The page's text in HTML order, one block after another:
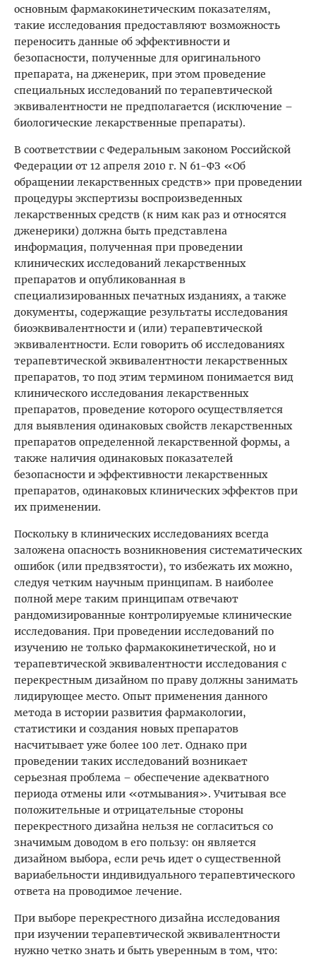
основным фармакокинетическим показателям,
такие исследования предоставляют возможность
переносить данные об эффективности и
безопасности, полученные для оригинального
препарата, на дженерик, при этом проведение
специальных исследований по терапевтической
эквивалентности не предполагается (исключение –
биологические лекарственные препараты).
В соответствии с Федеральным законом Российской
Федерации от 12 апреля 2010 г. N 61-ФЗ «Об
обращении лекарственных средств» при проведении
процедуры экспертизы воспроизведенных
лекарственных средств (к ним как раз и относятся
дженерики) должна быть представлена
информация, полученная при проведении
клинических исследований лекарственных
препаратов и опубликованная в
специализированных печатных изданиях, а также
документы, содержащие результаты исследования
биоэквивалентности и (или) терапевтической
эквивалентности. Если говорить об исследованиях
терапевтической эквивалентности лекарственных
препаратов, то под этим термином понимается вид
клинического исследования лекарственных
препаратов, проведение которого осуществляется
для выявления одинаковых свойств лекарственных
препаратов определенной лекарственной формы, а
также наличия одинаковых показателей
безопасности и эффективности лекарственных
препаратов, одинаковых клинических эффектов при
их применении.
Поскольку в клинических исследованиях всегда
заложена опасность возникновения систематических
ошибок (или предвзятости), то избежать их можно,
следуя четким научным принципам. В наиболее
полной мере таким принципам отвечают
рандомизированные контролируемые клинические
исследования. При проведении исследований по
изучению не только фармакокинетической, но и
терапевтической эквивалентности исследования с
перекрестным дизайном по праву должны занимать
лидирующее место. Опыт применения данного
метода в истории развития фармакологии,
статистики и создания новых препаратов
насчитывает уже более 100 лет. Однако при
проведении таких исследований возникает
серьезная проблема – обеспечение адекватного
периода отмены или «отмывания». Учитывая все
положительные и отрицательные стороны
перекрестного дизайна нельзя не согласиться со
значимым доводом в его пользу: он является
дизайном выбора, если речь идет о существенной
вариабельности индивидуального терапевтического
ответа на проводимое лечение.
При выборе перекрестного дизайна исследования
при изучении терапевтической эквивалентности
нужно четко знать и быть уверенным в том, что: